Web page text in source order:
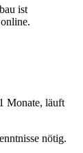
ist
Monate, läuft
nötig.